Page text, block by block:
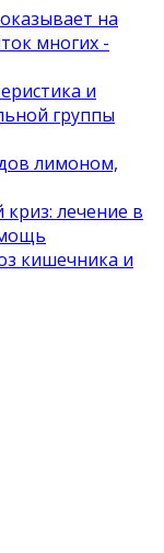
на
многих -
и
группы
лимоном,
лечение в
кишечника и